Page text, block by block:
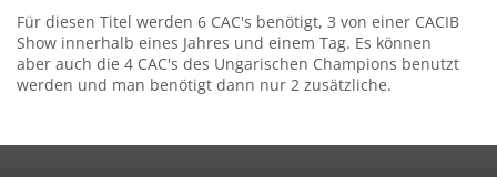
Für diesen Titel werden 6 CAC's benötigt, 3 von einer CACIB
Show innerhalb eines Jahres und einem Tag. Es können
aber auch die 4 CAC's des Ungarischen Champions benutzt
werden und man benötigt dann nur 2 zusätzliche.